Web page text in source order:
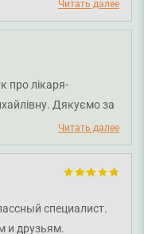
Читать далее
про лікаря-
Дякуємо за
здоров'я!Читать далее
специалист.
и друзьям.